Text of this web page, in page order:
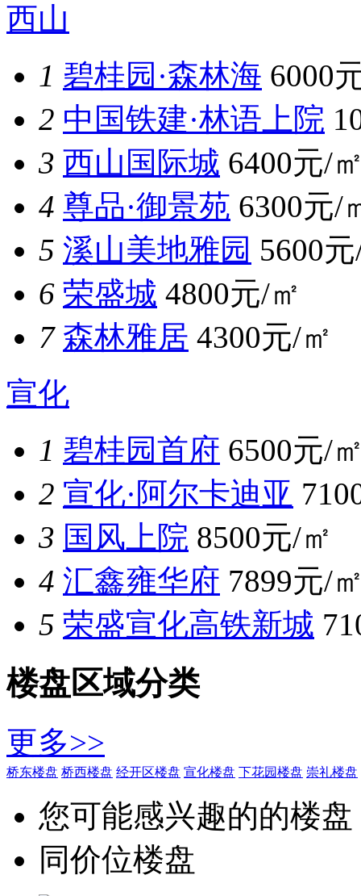
西山
1 碧桂园·森林海 6000
2 中国铁建·林语上院
3 西山国际城 6400元/
4 尊品·御景苑 6300元/
5 溪山美地雅园 5600
6 荣盛城 4800元/㎡
7 森林雅居 4300元/㎡
宣化
1 碧桂园首府 6500元/
2 宣化·阿尔卡迪亚
3 国风上院 8500元/㎡
4 汇鑫雍华府 7899元/
5 荣盛宣化高铁新城
楼盘区域分类
更多>>
桥东楼盘 桥西楼盘 经开区楼盘 宣化楼盘 下花园楼盘 崇礼楼盘
您可能感兴趣的的楼盘
同价位楼盘